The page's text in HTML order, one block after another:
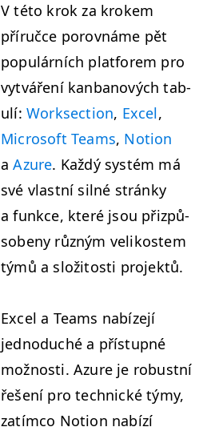
V této krok za krokem
příručce porovnáme pět
pop­ulárních plat­forem pro
vytváření kan­banových tab­
ulí: Work­sec­tion, Excel,
Microsoft Teams, Notion
aAzure. Každý sys­tém má
své vlast­ní sil­né stránky
a funkce, které jsou přizpů­
sobe­ny různým velikostem
týmů a složi­tosti projektů.
Excel a Teams nabíze­jí
jednoduché a přís­tup­né
možnos­ti. Azure je robust­ní
řešení pro tech­nické týmy,
zatím­co Notion nabízí